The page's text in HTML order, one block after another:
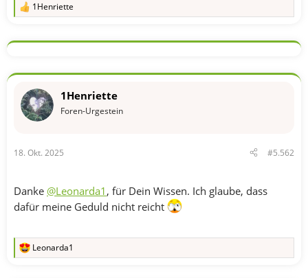
R
k
o
e
n
1Henriette
1Henriette
Foren-Urgestein
18. Okt. 2025 #5.562
Danke @Leonarda1 , für Dein Wissen. Ich glaube, dass
dafür meine Geduld nicht reicht
R
Leonarda1